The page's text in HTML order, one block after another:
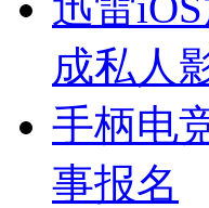
成私人
手柄电
事报名